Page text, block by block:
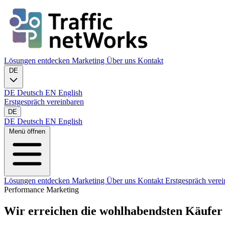
Lösungen entdecken Marketing Über uns Kontakt
DE
DE Deutsch EN English
Erstgespräch vereinbaren
DE
DE Deutsch EN English
Menü öffnen
Lösungen entdecken Marketing Über uns Kontakt Erstgespräch
Performance Marketing
Wir erreichen die wohlhabendsten Käufer